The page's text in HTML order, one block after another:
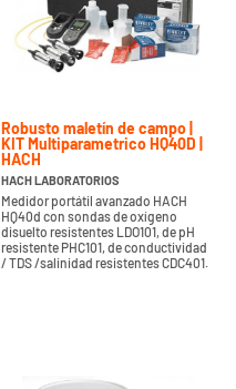
Robusto maletín de campo |
KIT Multiparametrico HQ40D |
HACH
HACH LABORATORIOS
Medidor portátil avanzado HACH
HQ40d con sondas de oxígeno
disuelto resistentes LDO101, de pH
resistente PHC101, de conductividad
/ TDS /salinidad resistentes CDC401.